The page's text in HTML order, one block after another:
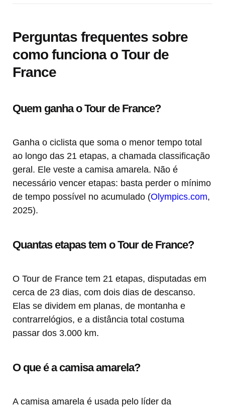
Perguntas frequentes sobre
como funciona o Tour de
France
Quem ganha o Tour de France?
Ganha o ciclista que soma o menor tempo total
ao longo das 21 etapas, a chamada classificação
geral. Ele veste a camisa amarela. Não é
necessário vencer etapas: basta perder o mínimo
de tempo possível no acumulado (Olympics.com,
2025).
Quantas etapas tem o Tour de France?
O Tour de France tem 21 etapas, disputadas em
cerca de 23 dias, com dois dias de descanso.
Elas se dividem em planas, de montanha e
contrarrelógios, e a distância total costuma
passar dos 3.000 km.
O que é a camisa amarela?
A camisa amarela é usada pelo líder da